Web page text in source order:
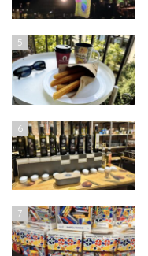
5
6
7